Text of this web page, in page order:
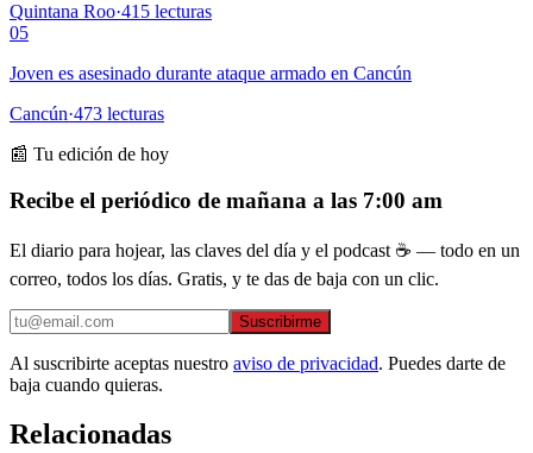
Quintana Roo·415 lecturas
05
Joven es asesinado durante ataque armado en Cancún
Cancún·473 lecturas
📰 Tu edición de hoy
Recibe el periódico de mañana a las 7:00 am
El diario para hojear, las claves del día y el podcast ☕ — todo en un
correo, todos los días. Gratis, y te das de baja con un clic.
Suscribirme
Al suscribirte aceptas nuestro aviso de privacidad. Puedes darte de
baja cuando quieras.
Relacionadas